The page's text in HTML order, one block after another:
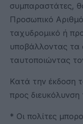
συμπαραστάτες,
Προσωπικό
ταχυδρομικό ή
υποβάλλοντας τα
ταυτοποιώντας
Kατά την έκδοση
προς
* Οι πολίτες